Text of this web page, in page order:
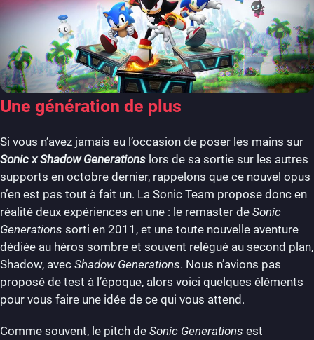
Une génération de plus
Si vous n’avez jamais eu l’occasion de poser les mains sur
Sonic x Shadow Generations lors de sa sortie sur les autres
supports en octobre dernier, rappelons que ce nouvel opus
n’en est pas tout à fait un. La Sonic Team propose donc en
réalité deux expériences en une : le remaster de Sonic
Generations sorti en 2011, et une toute nouvelle aventure
dédiée au héros sombre et souvent relégué au second plan,
Shadow, avec Shadow Generations. Nous n’avions pas
proposé de test à l’époque, alors voici quelques éléments
pour vous faire une idée de ce qui vous attend.
Comme souvent, le pitch de Sonic Generations est